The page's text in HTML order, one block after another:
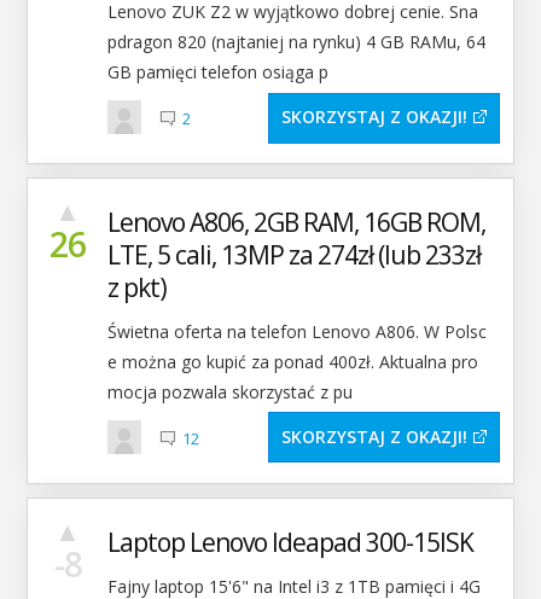
Lenovo ZUK Z2 w wyjątkowo dobrej cenie. Sna
pdragon 820 (najtaniej na rynku) 4 GB RAMu, 64
GB pamięci telefon osiąga p
2 SKORZYSTAJ Z OKAZJI
26
▲
Lenovo A806, 2GB RAM, 16GB ROM,
LTE, 5 cali, 13MP za 274zł (lub 233zł
z pkt)
Świetna oferta na telefon Lenovo A806. W Polsc
e można go kupić za ponad 400zł. Aktualna pro
mocja pozwala skorzystać z pu
12 SKORZYSTAJ Z OKAZJI
-8
▲ Laptop Lenovo Ideapad 300-15ISK
Fajny laptop 15'6" na Intel i3 z 1TB pamięci i 4G